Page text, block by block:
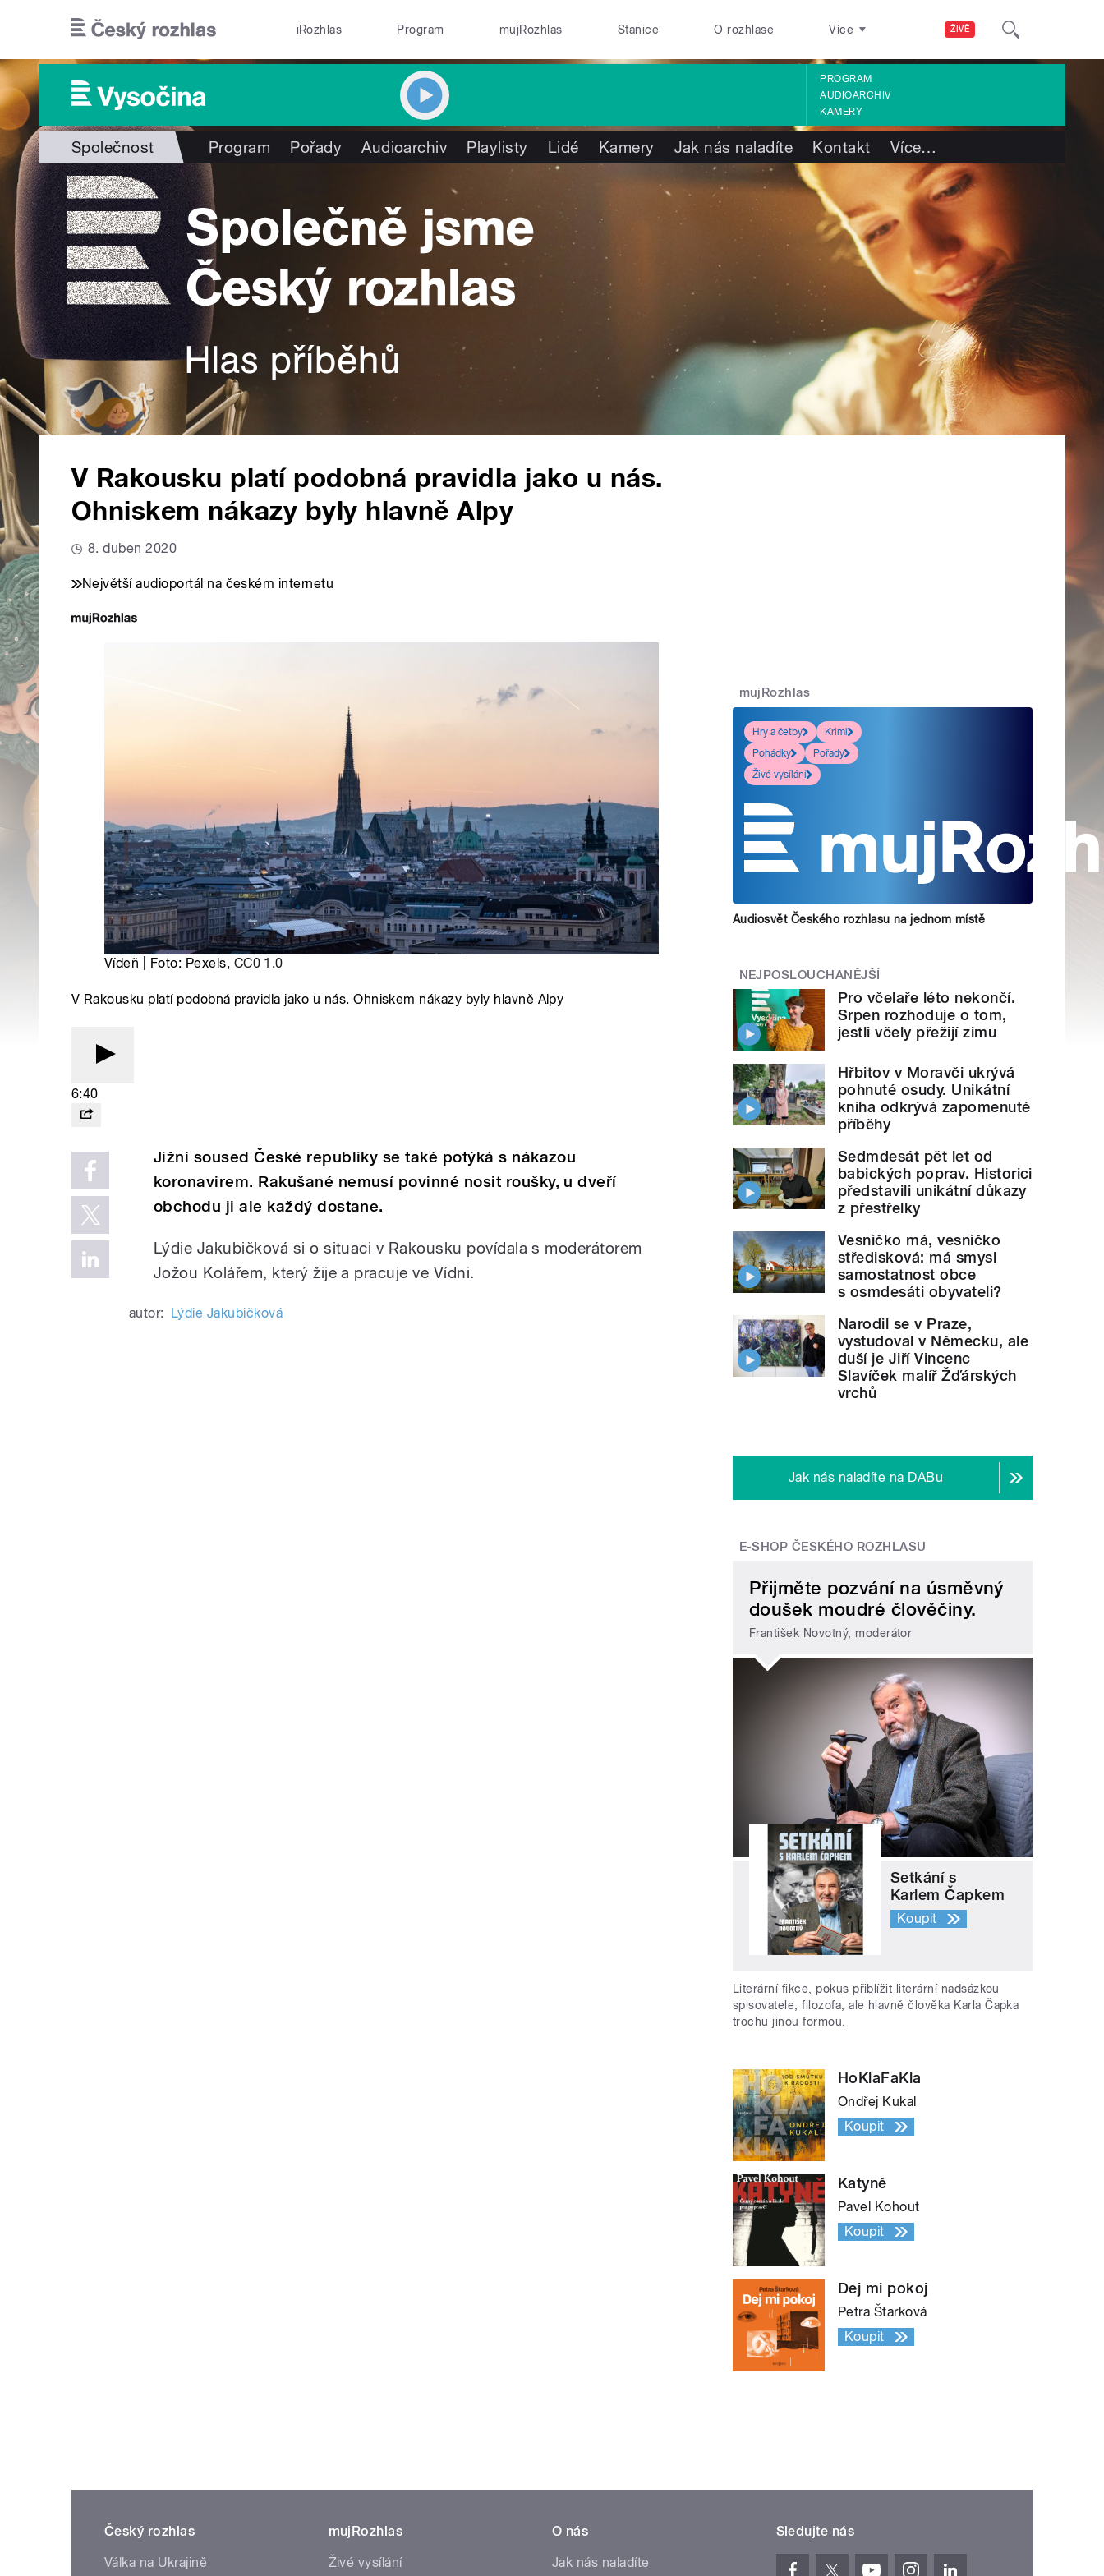
ŽIVĚ
iRozhlas Program mujRozhlas Stanice O rozhlase Více
PROGRAM
AUDIOARCHIV
KAMERY
Společnost Program Pořady Audioarchiv Playlisty Lidé Kamery Jak nás naladíte Kontakt Více…
V Rakousku platí podobná pravidla jako u nás.
Ohniskem nákazy byly hlavně Alpy
8. duben 2020
Největší audioportál na českém internetu
Vídeň | Foto: Pexels, CC0 1.0
V Rakousku platí podobná pravidla jako u nás. Ohniskem nákazy byly hlavně Alpy
6:40
Jižní soused České republiky se také potýká s nákazou
koronavirem. Rakušané nemusí povinné nosit roušky, u dveří
obchodu ji ale každý dostane.
Lýdie Jakubičková si o situaci v Rakousku povídala s moderátorem
Jožou Kolářem, který žije a pracuje ve Vídni.
autor: Lýdie Jakubičková
mujRozhlas
Hry a četby
Krimi
Pohádky
Pořady
Živé vysílání
Audiosvět Českého rozhlasu na jednom místě
NEJPOSLOUCHANĚJŠÍ
Pro včelaře léto nekončí.
Srpen rozhoduje o tom,
jestli včely přežijí zimu
Hřbitov v Moravči ukrývá
pohnuté osudy. Unikátní
kniha odkrývá zapomenuté
příběhy
Sedmdesát pět let od
babických poprav. Historici
představili unikátní důkazy
z přestřelky
Vesničko má, vesničko
středisková: má smysl
samostatnost obce
s osmdesáti obyvateli?
Narodil se v Praze,
vystudoval v Německu, ale
duší je Jiří Vincenc
Slavíček malíř Žďárských
vrchů
Jak nás naladíte na DABu
E-SHOP ČESKÉHO ROZHLASU
Přijměte pozvání na úsměvný
doušek moudré člověčiny.
František Novotný, moderátor
Setkání s
Karlem Čapkem
Koupit
Literární fikce, pokus přiblížit literární nadsázkou
spisovatele, filozofa, ale hlavně člověka Karla Čapka
trochu jinou formou.
HoKlaFaKla
Ondřej Kukal
Koupit
Katyně
Pavel Kohout
Koupit
Dej mi pokoj
Petra Štarková
Koupit
Český rozhlas
Válka na Ukrajině
mujRozhlas
Živé vysílání
O nás
Jak nás naladíte
Sledujte nás